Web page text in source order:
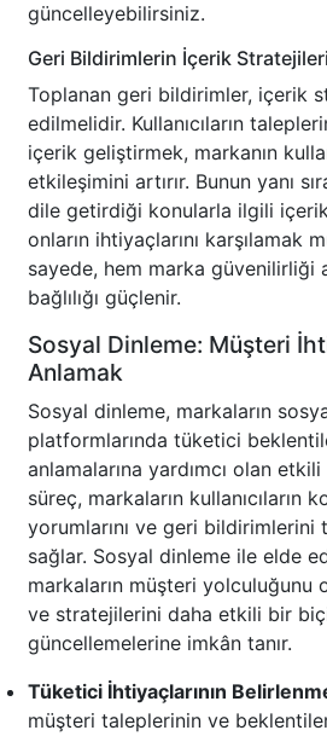
güncelleyebilirsiniz.
Geri Bildirimlerin İçerik
Toplanan geri bildirimler, içerik
edilmelidir. Kullanıcıların
içerik geliştirmek, markanın
etkileşimini artırır. Bunun yanı
dile getirdiği konularla ilgili
onların ihtiyaçlarını karşılamak
sayede, hem marka güvenilirliği
bağlılığı güçlenir.
Sosyal Dinleme: Müşteri
Anlamak
Sosyal dinleme, markaların
platformlarında tüketici
anlamalarına yardımcı olan etkili
süreç, markaların kullanıcıların
yorumlarını ve geri bildirimlerini
sağlar. Sosyal dinleme ile elde
markaların müşteri yolculuğunu
ve stratejilerini daha etkili bir
güncellemelerine imkân tanır.
Tüketici İhtiyaçlarının
müşteri taleplerinin ve